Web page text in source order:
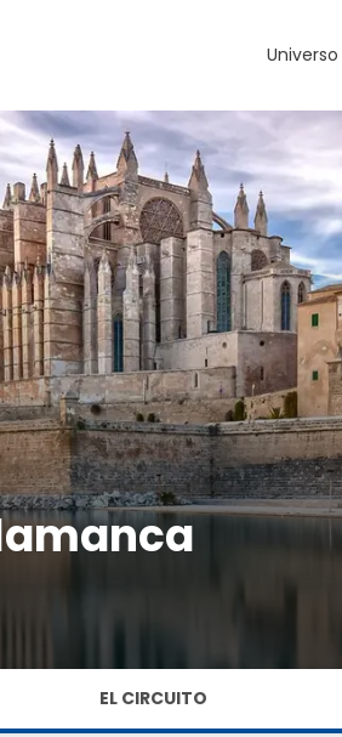
EL CIRCUITO